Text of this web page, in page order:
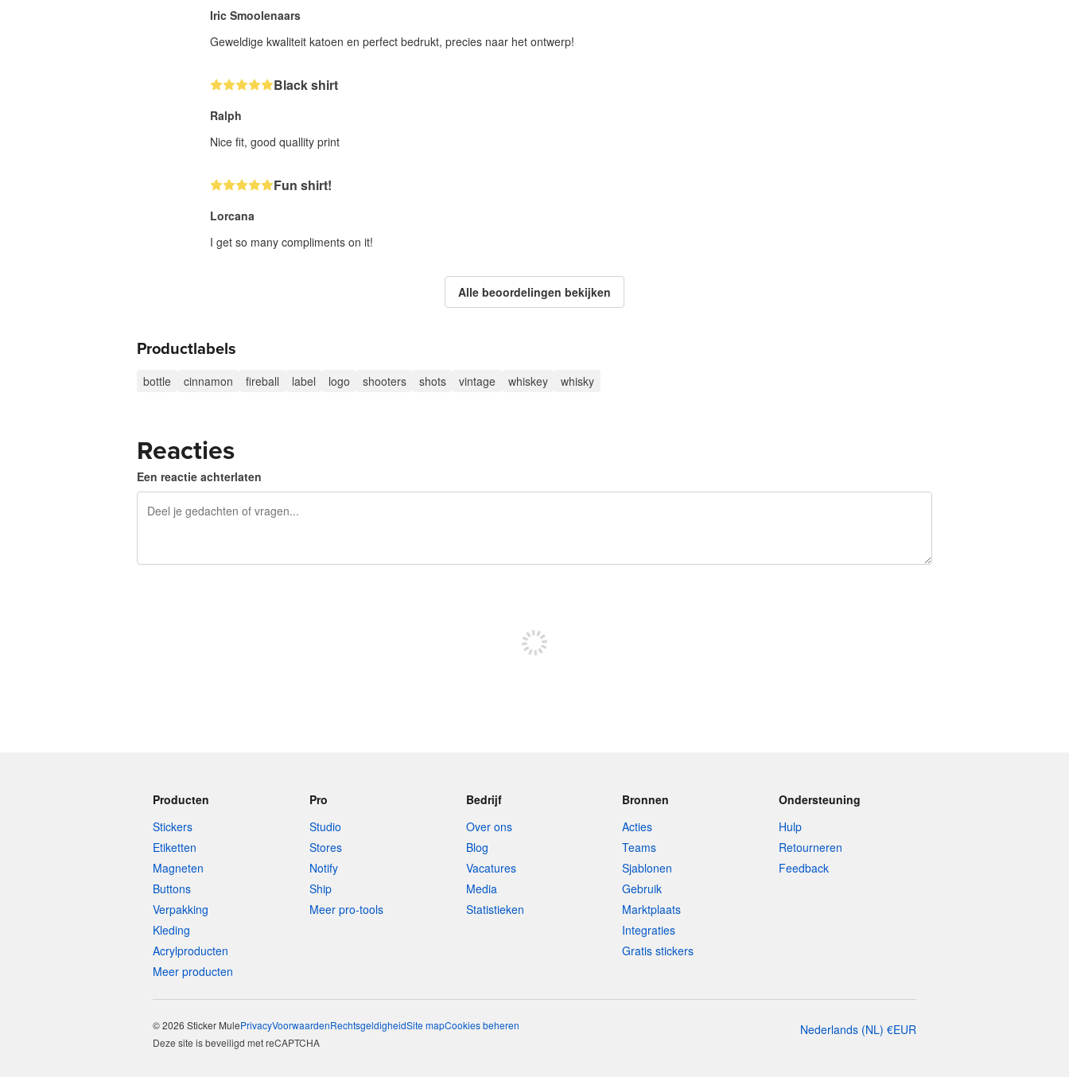
Iric Smoolenaars
Geweldige kwaliteit katoen en perfect bedrukt, precies naar het ontwerp!
Black shirt
Ralph
Nice fit, good quallity print
Fun shirt!
Lorcana
I get so many compliments on it!
Alle beoordelingen bekijken
Productlabels
bottle cinnamon fireball label logo shooters shots vintage whiskey whisky
Reacties
Een reactie achterlaten
Producten
Stickers
Etiketten
Magneten
Buttons
Verpakking
Kleding
Acrylproducten
Meer producten
Pro
Studio
Stores
Notify
Ship
Meer pro-tools
Bedrijf
Over ons
Blog
Vacatures
Media
Statistieken
Bronnen
Acties
Teams
Sjablonen
Gebruik
Marktplaats
Integraties
Gratis stickers
Ondersteuning
Hulp
Retourneren
Feedback
© 2026 Sticker MulePrivacyVoorwaardenRechtsgeldigheidSite mapCookies beheren Nederlands (NL) €EUR
Deze site is beveiligd met reCAPTCHA